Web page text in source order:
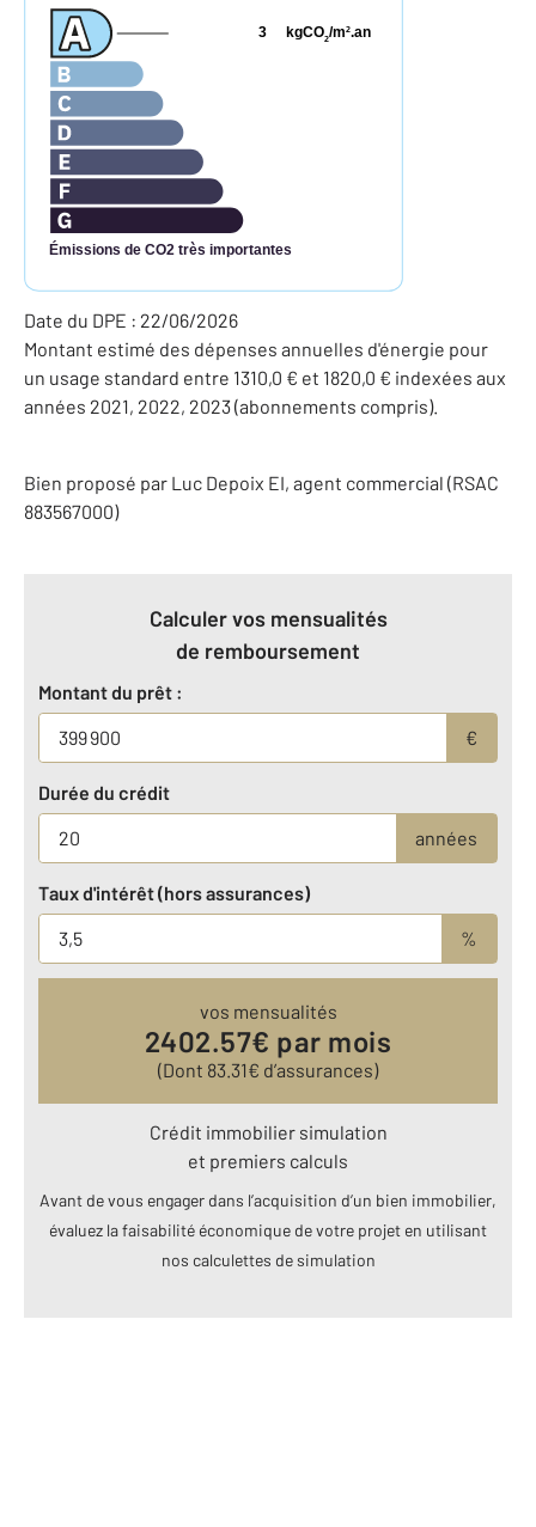
Émissions de CO2 très importantes
kgCO2/m2.an
3
Date du DPE : 22/06/2026
Montant estimé des dépenses annuelles d'énergie pour
un usage standard entre 1310,0 € et 1820,0 € indexées aux
années 2021, 2022, 2023 (abonnements compris).
Bien proposé par Luc Depoix EI, agent commercial (RSAC
883567000)
Calculer vos mensualités
de remboursement
Montant du prêt :
€
Durée du crédit
années
Taux d'intérêt (hors assurances)
%
vos mensualités
2402.57€ par mois
(Dont 83.31€ d’assurances)
Crédit immobilier simulation
et premiers calculs
Avant de vous engager dans l’acquisition d’un bien immobilier,
évaluez la faisabilité économique de votre projet en utilisant
nos calculettes de simulation